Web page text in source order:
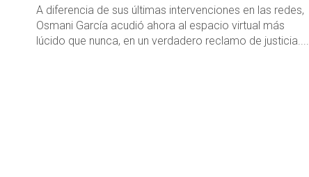
A diferencia de sus últimas intervenciones en las redes,
Osmani García acudió ahora al espacio virtual más
lúcido que nunca, en un verdadero reclamo de justicia....